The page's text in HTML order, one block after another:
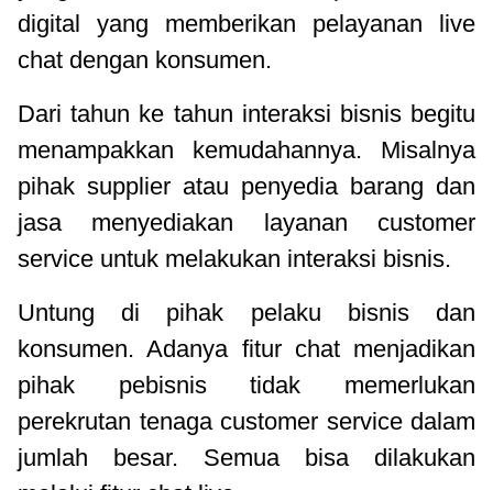
digital yang memberikan pelayanan live
chat dengan konsumen.
Dari tahun ke tahun interaksi bisnis begitu
menampakkan kemudahannya. Misalnya
pihak supplier atau penyedia barang dan
jasa menyediakan layanan customer
service untuk melakukan interaksi bisnis.
Untung di pihak pelaku bisnis dan
konsumen. Adanya fitur chat menjadikan
pihak pebisnis tidak memerlukan
perekrutan tenaga customer service dalam
jumlah besar. Semua bisa dilakukan